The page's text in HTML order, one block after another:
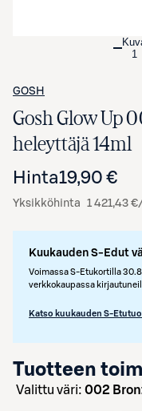
1
GOSH
Gosh Glow Up
heleyttäjä 14ml
Hinta19,90 €
Yksikköhinta 1 421,43
Kuukauden S-Edut
Voimassa S-Etukortilla
verkkokaupassa
Katso kuukauden S-
Tuotteen
Valittu väri: 002